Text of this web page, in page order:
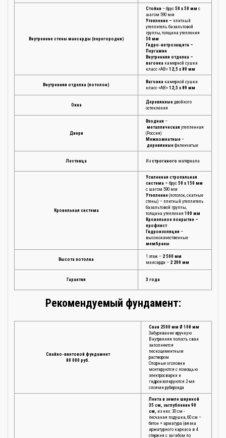
Внутренние стены мансарды (перегородки)
Стойки – брус 50 х 50 мм с
шагом 590 мм
Утепление – плитный
утеплитель базальтовой
группы, толщина утепления
50 мм
Гидро-ветрозащита –
Пергамин
Внутренняя отделка –
вагонка камерной сушки
класс «АВ» 12,5 х 89 мм
Внутренняя отделка (потолок)
Вагонка камерной сушки
класс «АВ» 12,5 х 89 мм
Окна
Деревянные двойного
остекления
Двери
Входная –
металлическая утепленная
(Россия)
Межкомнатные –
деревянные филенчатые
Лестница Из строганого материала
Кровельная система
Усиленная cтропильная
система – брус 50 х 150 мм
с шагом 590 мм
Утепление (потолок, скатные
стены) – плитный утеплитель
базальтовой группы,
толщина утепления 100 мм
Кровельное покрытие –
профлист
Гидроизоляция –
высококачественные
мембраны
Высота потолка
1 этаж – 2 500 мм
мансарда – 2 200 мм
Гарантия 3 года
Рекомендуемый фундамент:
Свайно-винтовой фундамент
80 000 руб.
Сваи 2500 мм Ø 108 мм
Забуривание вручную
Внутренняя полость сваи
заполняется
пескоцементным
раствором
Опорные оголовки
монтируются с помощью
электросварки и
гидроизолируются 2-мя
слоями рубероида
Лента в земле шириной
35 см, заглубление 90
см, из них: 30 см -
песчаная подушка, 60 см –
бетон + арматура (вязка
арматурного каркаса в 4
стержня с загибом по